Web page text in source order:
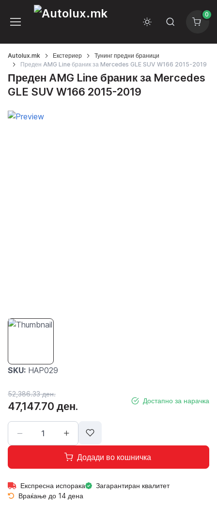
0
Autolux.mk Екстериер
Тунинг предни браници
Преден AMG Line браник за Mercedes GLE SUV W166 2015-2019
Преден AMG Line браник за Mercedes
GLE SUV W166 2015-2019
SKU: HAP029
52,386.33 ден.
47,147.70 ден. Достапно за нарачка
Додади во кошничка
Експресна испорака
Загарантиран квалитет
Враќање до 14 дена